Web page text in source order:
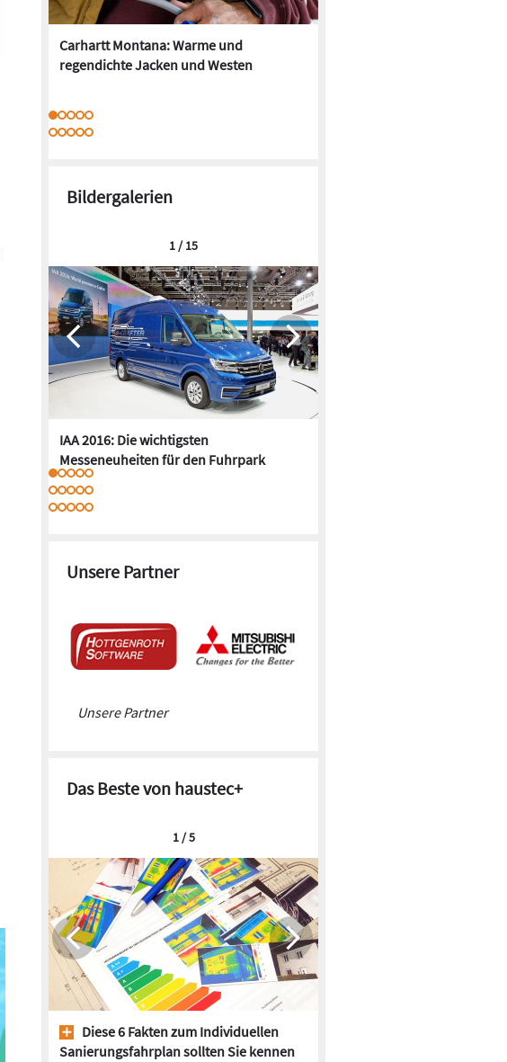
Carhartt Montana: Warme und
regendichte Jacken und Westen
Bildergalerien
IAA 2016: Die wichtigsten
Messeneuheiten für den Fuhrpark
1 / 15
Unsere Partner
Unsere Partner
Das Beste von haustec+
Diese 6 Fakten zum Individuellen
Sanierungsfahrplan sollten Sie kennen
1 / 5